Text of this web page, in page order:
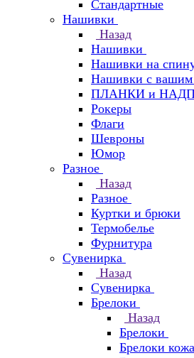
Стандартные
Нашивки
Назад
Нашивки
Нашивки на
Нашивки с вашим
ПЛАНКИ и
Рокеры
Флаги
Шевроны
Юмор
Разное
Назад
Разное
Куртки и брюки
Термобелье
Фурнитура
Сувенирка
Назад
Сувенирка
Брелоки
Назад
Брелоки
Брелоки кожа